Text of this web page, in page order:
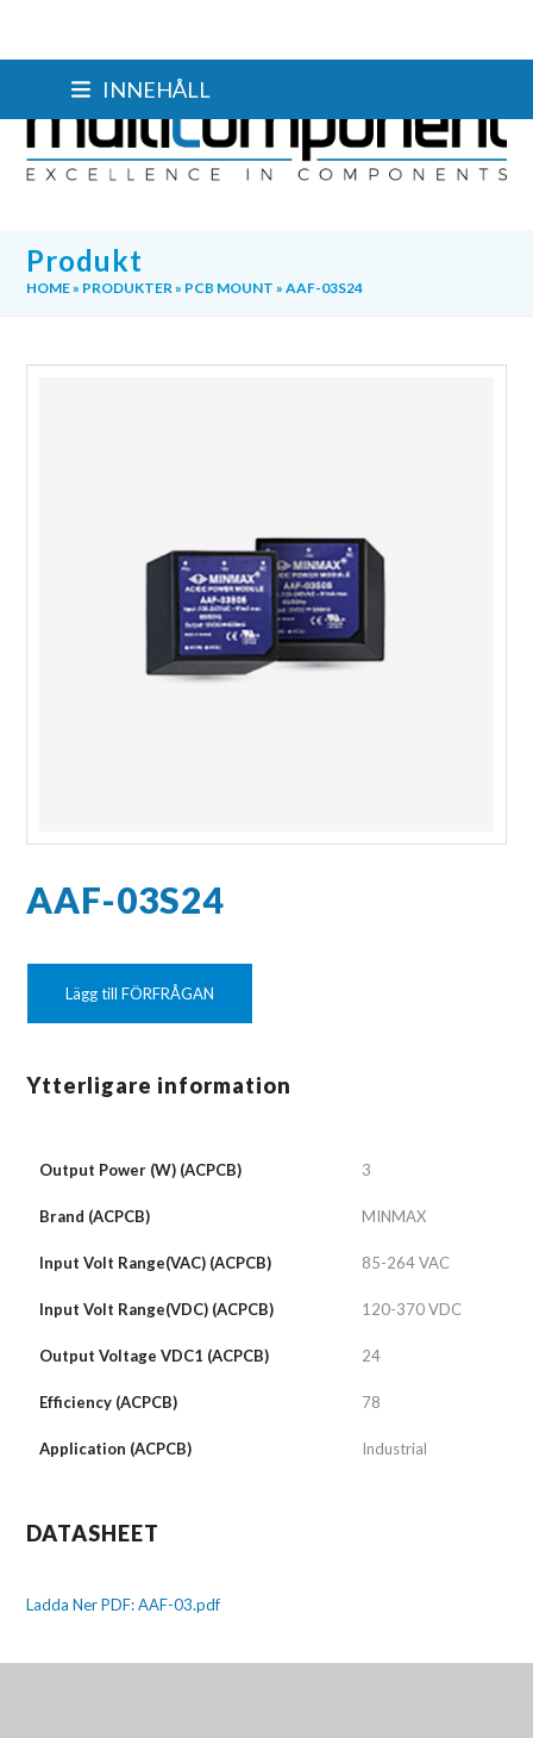
INNEHÅLL
Produkt
HOME» PRODUKTER» PCB MOUNT »AAF-03S24
AAF-03S24
Lägg till FÖRFRÅGAN
Ytterligare information
Output Power (W) (ACPCB) 3
Brand (ACPCB) MINMAX
Input Volt Range(VAC) (ACPCB) 85-264 VAC
Input Volt Range(VDC) (ACPCB) 120-370 VDC
Output Voltage VDC1 (ACPCB) 24
Efficiency (ACPCB) 78
Application (ACPCB) Industrial
DATASHEET
Ladda Ner PDF: AAF-03.pdf